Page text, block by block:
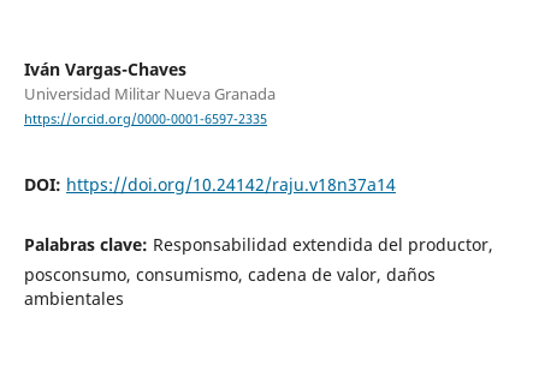
Iván Vargas-Chaves
Universidad Militar Nueva Granada
https://orcid.org/0000-0001-6597-2335
DOI: https://doi.org/10.24142/raju.v18n37a14
Palabras clave: Responsabilidad extendida del productor,
posconsumo, consumismo, cadena de valor, daños
ambientales